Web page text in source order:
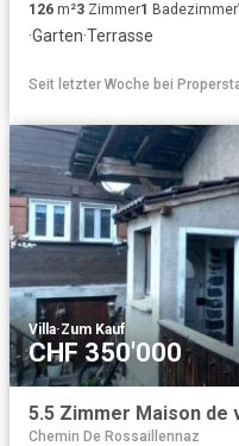
126 m²3 Zimmer1 Badezimmer
·Garten·Terrasse
Seit letzter Woche bei
Villa·Zum Kauf
CHF 350'000
5.5 Zimmer Maison de
Chemin De Rossaillennaz